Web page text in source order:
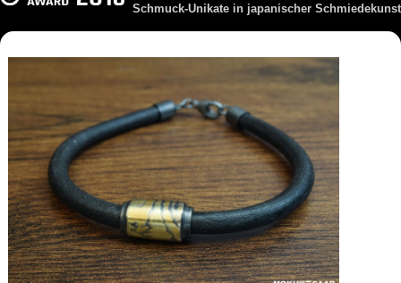
Schmuck-Unikate in japanischer Schmiedekunst